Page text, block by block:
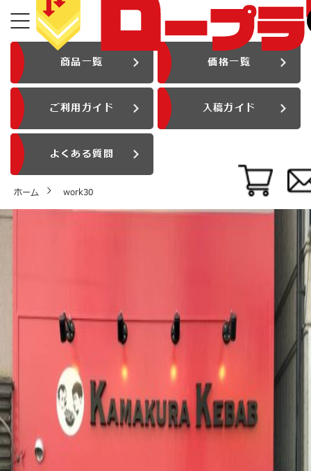
商品一覧 価格一覧
ご利用ガイド 入稿ガイド
よくある質問
ホーム work30